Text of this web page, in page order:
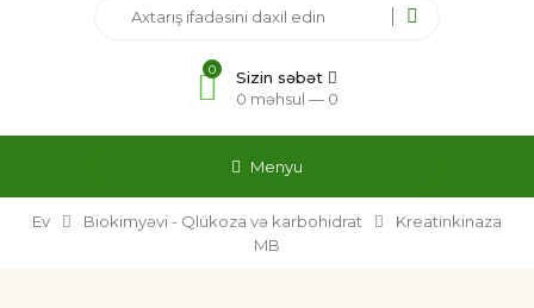
0
Sizin səbət
0 məhsul — 0
Menyu
Ev Biokimyəvi - Qlükoza və karbohidrat
Kreatinkinaza
MB